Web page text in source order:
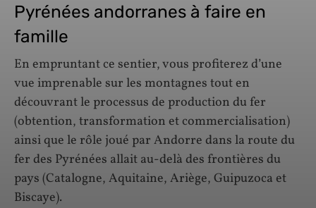
Pyrénées andorranes à faire en
famille
En empruntant ce sentier, vous profiterez d’une
vue imprenable sur les montagnes tout en
découvrant le processus de production du fer
(obtention, transformation et commercialisation)
ainsi que le rôle joué par Andorre dans la route du
fer des Pyrénées allait au-delà des frontières du
pays (Catalogne, Aquitaine, Ariège, Guipuzoca et
Biscaye).